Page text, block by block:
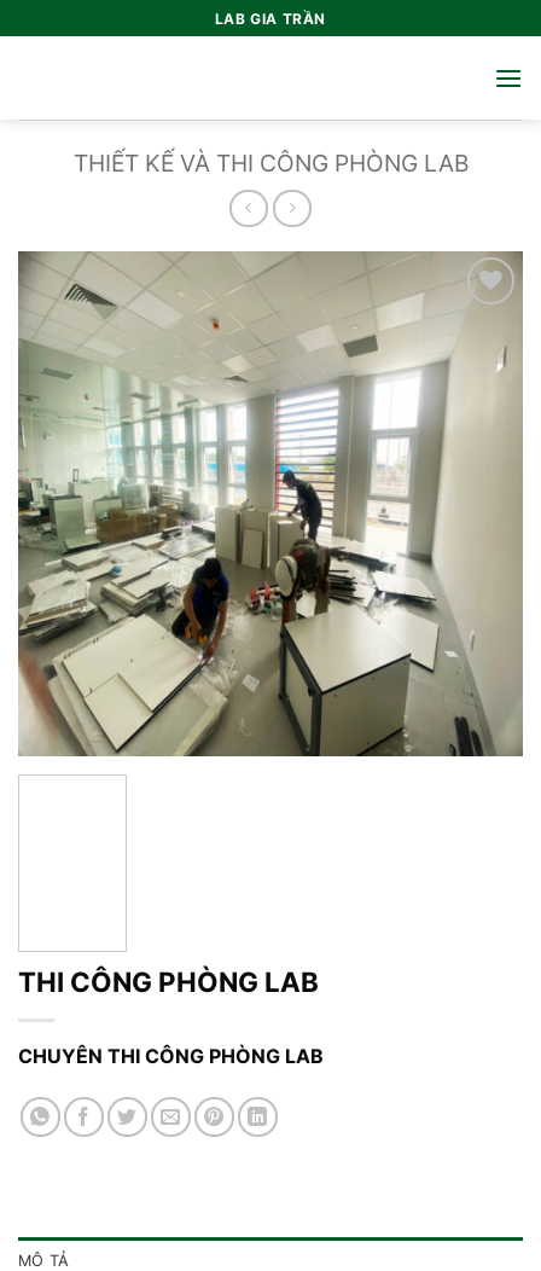
qua
LAB GIA TRẦN
THIẾT KẾ VÀ THI CÔNG PHÒNG LAB
wishlist
THI CÔNG PHÒNG LAB
CHUYÊN THI CÔNG PHÒNG LAB
MÔ TẢ